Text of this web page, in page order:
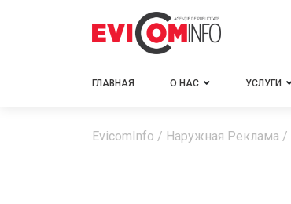
ГЛАВНАЯ О НАС УСЛУГИ
EvicomInfo / Наружная Реклама /